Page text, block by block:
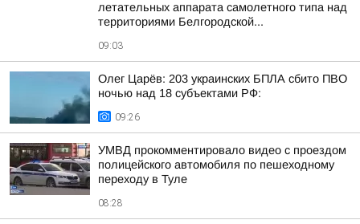
летательных аппарата самолетного типа над
территориями Белгородской...
09:03
Олег Царёв: 203 украинских БПЛА сбито ПВО
ночью над 18 субъектами РФ:
09:26
УМВД прокомментировало видео с проездом
полицейского автомобиля по пешеходному
переходу в Туле
08:28